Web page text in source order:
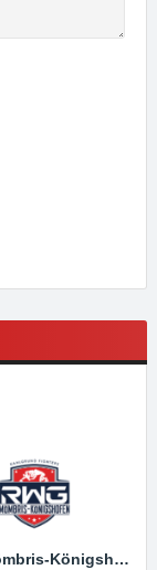
RWG Mömbris-Königshofen